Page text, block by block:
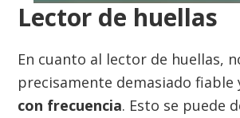
Lector de huellas
En cuanto al lector de huellas,
precisamente demasiado fiable
con frecuencia. Esto se puede